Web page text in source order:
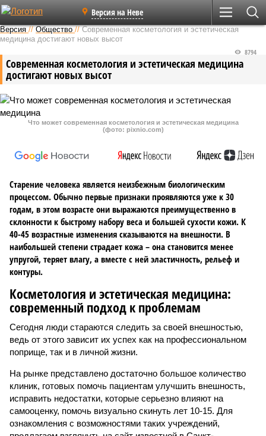
Версия на Неве
Версия //Общество //Современная косметология и эстетическая
медицина достигают новых высот
Современная косметология и эстетическая медицина
достигают новых высот
8794
Что может современная косметология и эстетическая медицина
(фото: pixnio.com)
Старение человека является неизбежным биологическим
процессом. Обычно первые признаки проявляются уже к 30
годам, в этом возрасте они выражаются преимущественно в
склонности к быстрому набору веса и большей сухости кожи. К
40-45 возрастные изменения сказываются на внешности. В
наибольшей степени страдает кожа – она становится менее
упругой, теряет влагу, а вместе с ней эластичность, рельеф и
контуры.
Косметология и эстетическая медицина:
современный подход к проблемам
Сегодня люди стараются следить за своей внешностью,
ведь от этого зависит их успех как на профессиональном
поприще, так и в личной жизни.
На рынке представлено достаточно большое количество
клиник, готовых помочь пациентам улучшить внешность,
исправить недостатки, которые серьезно влияют на
самооценку, помочь визуально скинуть лет 10-15. Для
ознакомления с возможностями таких учреждений,